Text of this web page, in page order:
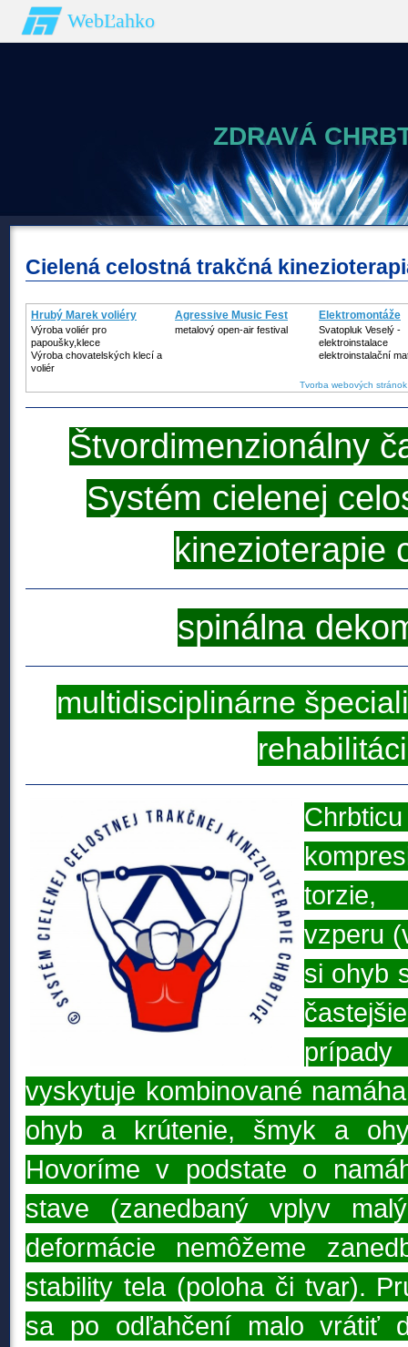
WebĽahko
ZDRAVÁ
Cielená celostná trakčná
Hrubý Marek voliéry
Výroba voliér pro
papoušky,klece
Výroba chovatelských klecí a
voliér
Agressive Music Fest
metalový open-air festival
Elektromontáže
Svatopluk Veselý -
elektroinstalace
elektroinstalační
Tvorba webových
Štvordimenzionálny
Systém cielenej
kinezioterapie
spinálna
multidisciplinárne
vzperu
si ohyb
vyskytuje kombinované
ohyb a krútenie, šmyk a
Hovoríme v podstate o
stave (zanedbaný vplyv
deformácie nemôžeme
stability tela (poloha či tvar).
sa po odľahčení malo vrátiť